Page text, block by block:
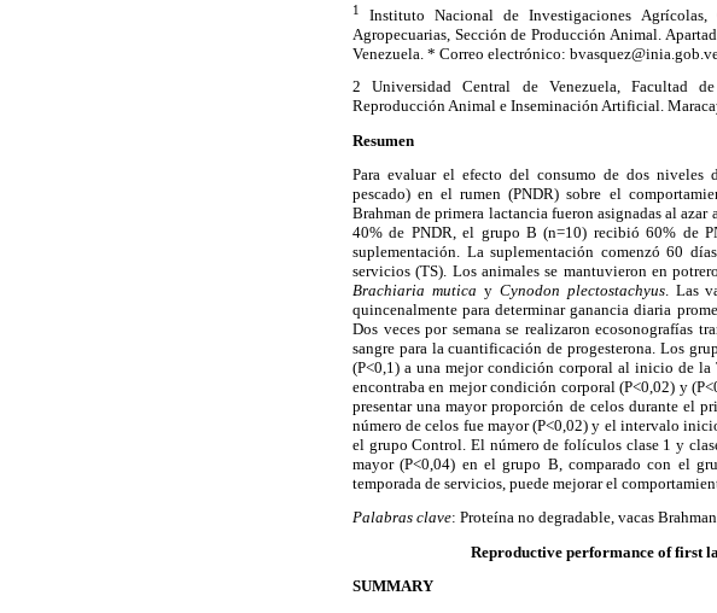
1Instituto Nacional de Investigaciones
Agropecuarias, Sección de Producción Animal.
Venezuela. * Correo electrónico:
2Universidad Central de Venezuela, Facultad
Reproducción Animal e Inseminación Artificial.
Resumen
Para evaluar el efecto del consumo de dos niveles
pescado) en el rumen (PNDR) sobre el
Brahman de primera lactancia fueron asignadas al
40% de PNDR, el grupo B (n=10) recibió 60% de
suplementación. La suplementación comenzó 60
servicios (TS). Los animales se mantuvieron en
Brachiaria mutica y Cynodon plectostachyus. Las
quincenalmente para determinar ganancia diaria
Dos veces por semana se realizaron ecosonografías
sangre para la cuantificación de progesterona. Los
(P<0,1) a una mejor condición corporal al inicio de la
encontraba en mejor condición corporal (P<0,02) y
presentar una mayor proporción de celos durante el
número de celos fue mayor (P<0,02) y el intervalo
el grupo Control. El número de folículos clase 1 y
mayor (P<0,04) en el grupo B, comparado con el
temporada de servicios, puede mejorar el
Palabras clave: Proteína no degradable, vacas
Reproductive performance of first
SUMMARY